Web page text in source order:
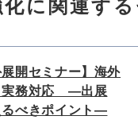
に関連す
開セミナー】海外
実務対応 ―出展
るべきポイント―